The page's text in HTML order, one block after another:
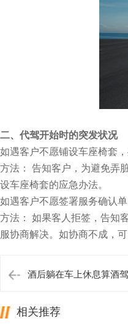
二、代驾开始时的突发状况
如遇客户不愿铺设车座椅套
方法： 告知客户，为避免弄
设车座椅套的应急办法。
如遇客户不愿签署服务确认
方法： 如果客人拒签，告知
服协商解决。如协商不成，
酒后躺在车上休息算酒
相关推荐